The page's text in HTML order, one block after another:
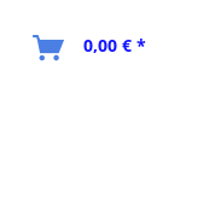
0,00 € *